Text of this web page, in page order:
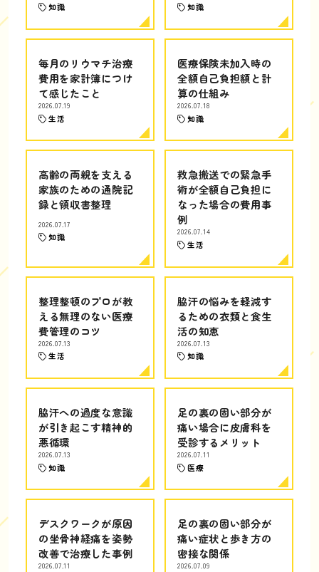
知識 知識
毎月のリウマチ治療
費用を家計簿につけ
て感じたこと
2026.07.19
生活
医療保険未加入時の
全額自己負担額と計
算の仕組み
2026.07.18
知識
高齢の両親を支える
家族のための通院記
録と領収書整理
2026.07.17
知識
救急搬送での緊急手
術が全額自己負担に
なった場合の費用事
例
2026.07.14
生活
整理整頓のプロが教
える無理のない医療
費管理のコツ
2026.07.13
生活
脇汗の悩みを軽減す
るための衣類と食生
活の知恵
2026.07.13
知識
脇汗への過度な意識
が引き起こす精神的
悪循環
2026.07.13
知識
足の裏の固い部分が
痛い場合に皮膚科を
受診するメリット
2026.07.11
医療
デスクワークが原因
の坐骨神経痛を姿勢
改善で治療した事例
2026.07.11
足の裏の固い部分が
痛い症状と歩き方の
密接な関係
2026.07.09